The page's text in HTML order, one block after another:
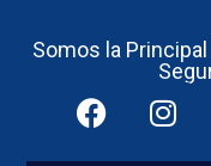
Somos la